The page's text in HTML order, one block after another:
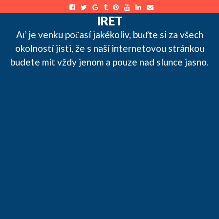
content
IRET
Ať je venku počasí jakékoliv, buďte si za všech
okolností jisti, že s naší internetovou stránkou
budete mít vždy jenom a pouze nad slunce jasno.